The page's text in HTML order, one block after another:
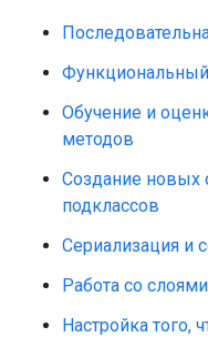
Обучение и
методов
Создание
подклассов
Сериализация и
Работа со
Настройка того,